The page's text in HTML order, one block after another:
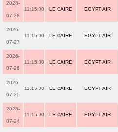
2026-
07-28
11:15:00 LE CAIRE EGYPT AIR
2026-
07-27
11:15:00 LE CAIRE EGYPT AIR
2026-
07-26
11:15:00 LE CAIRE EGYPT AIR
2026-
07-25
11:15:00 LE CAIRE EGYPT AIR
2026-
07-24
11:15:00 LE CAIRE EGYPT AIR